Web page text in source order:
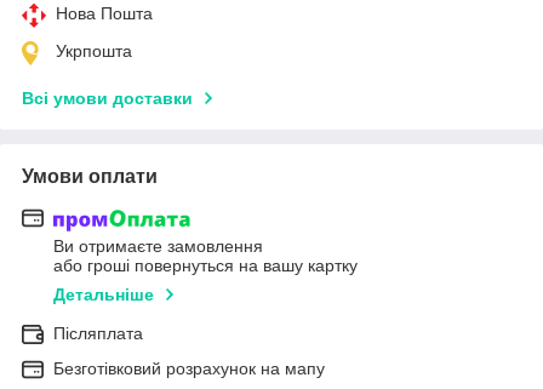
Нова Пошта
Укрпошта
Всі умови доставки
Умови оплати
Ви отримаєте замовлення
або гроші повернуться на вашу картку
Детальніше
Післяплата
Безготівковий розрахунок на мапу